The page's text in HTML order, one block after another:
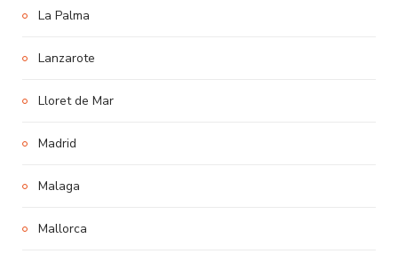
La Palma
Lanzarote
Lloret de Mar
Madrid
Malaga
Mallorca